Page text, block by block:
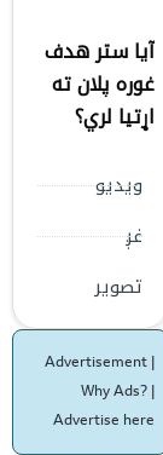
آیا ستر هدف
غوره پلان ته
اړتیا لري؟
ویدیو
غږ
تصویر
Advertisement |
Why Ads? |
Advertise here